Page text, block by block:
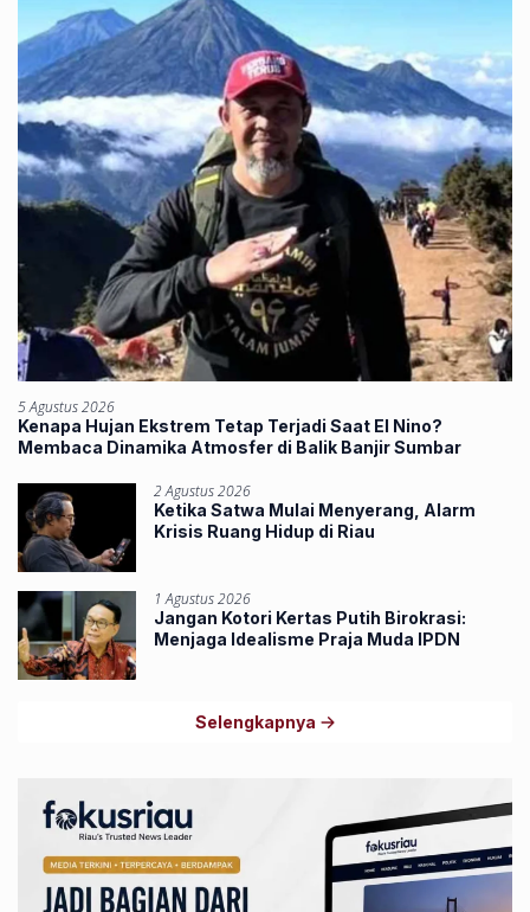
5 Agustus 2026
Kenapa Hujan Ekstrem Tetap Terjadi Saat El Nino?
Membaca Dinamika Atmosfer di Balik Banjir Sumbar
2 Agustus 2026
Ketika Satwa Mulai Menyerang, Alarm
Krisis Ruang Hidup di Riau
1 Agustus 2026
Jangan Kotori Kertas Putih Birokrasi:
Menjaga Idealisme Praja Muda IPDN
Selengkapnya